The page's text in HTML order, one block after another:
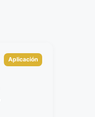
Categorias
Aplicación